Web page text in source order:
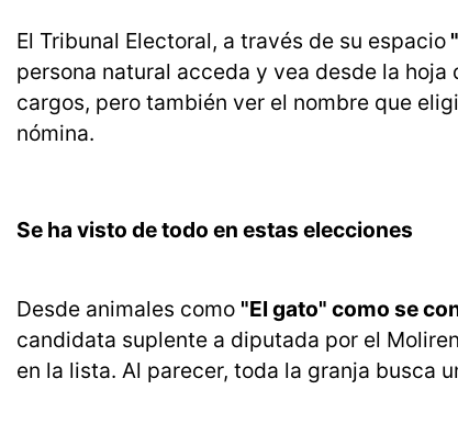
El Tribunal Electoral, a través de su espacio
persona natural acceda y vea desde la
cargos, pero también ver el nombre que
nómina.
Se ha visto de todo en estas elecciones
Desde animales como "El gato" como se
candidata suplente a diputada por el
en la lista. Al parecer, toda la granja busca